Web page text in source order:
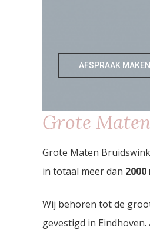
AFSPRAAK
Grote
Grote Maten
in totaal meer dan 2000
Wij behoren tot de
gevestigd in